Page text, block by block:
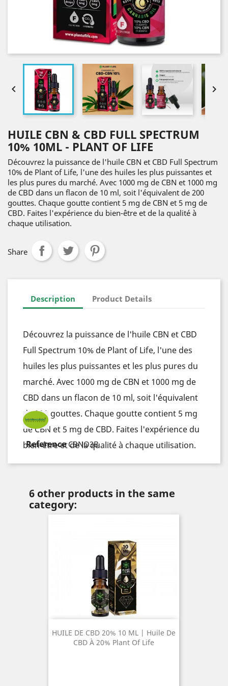
 
HUILE CBN & CBD FULL SPECTRUM
10% 10ML - PLANT OF LIFE
Découvrez la puissance de l'huile CBN et CBD Full Spectrum
10% de Plant of Life, l'une des huiles les plus puissantes et
les plus pures du marché. Avec 1000 mg de CBN et 1000 mg
de CBD dans un flacon de 10 ml, soit l'équivalent de 200
gouttes. Chaque goutte contient 5 mg de CBN et 5 mg de
CBD. Faites l'expérience du bien-être et de la qualité à
chaque utilisation.
Share
Description Product Details
Découvrez la puissance de l'huile CBN et CBD
Full Spectrum 10% de Plant of Life, l'une des
huiles les plus puissantes et les plus pures du
marché. Avec 1000 mg de CBN et 1000 mg de
CBD dans un flacon de 10 ml, soit l'équivalent
de 200 gouttes. Chaque goutte contient 5 mg
de CBN et 5 mg de CBD. Faites l'expérience du
bien-être et de la qualité à chaque utilisation.
6 other products in the same
category:
HUILE DE CBD 20% 10 ML | Huile De
CBD À 20% Plant Of Life